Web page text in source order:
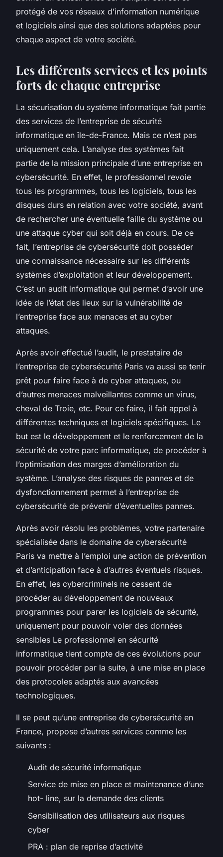
protégé de vos réseaux d’information numérique
et logiciels ainsi que des solutions adaptées pour
chaque aspect de votre société.
Les différents services et les points
forts de chaque entreprise
La sécurisation du système informatique fait partie
des services de l’entreprise de sécurité
informatique en île-de-France. Mais ce n’est pas
uniquement cela. L’analyse des systèmes fait
partie de la mission principale d’une entreprise en
cybersécurité. En effet, le professionnel revoie
tous les programmes, tous les logiciels, tous les
disques durs en relation avec votre société, avant
de rechercher une éventuelle faille du système ou
une attaque cyber qui soit déjà en cours. De ce
fait, l’entreprise de cybersécurité doit posséder
une connaissance nécessaire sur les différents
systèmes d’exploitation et leur développement.
C’est un audit informatique qui permet d’avoir une
idée de l’état des lieux sur la vulnérabilité de
l’entreprise face aux menaces et au cyber
attaques.
Après avoir effectué l’audit, le prestataire de
l’entreprise de cybersécurité Paris va aussi se tenir
prêt pour faire face à de cyber attaques, ou
d’autres menaces malveillantes comme un virus,
cheval de Troie, etc. Pour ce faire, il fait appel à
différentes techniques et logiciels spécifiques. Le
but est le développement et le renforcement de la
sécurité de votre parc informatique, de procéder à
l’optimisation des marges d’amélioration du
système. L’analyse des risques de pannes et de
dysfonctionnement permet à l’entreprise de
cybersécurité de prévenir d’éventuelles pannes.
Après avoir résolu les problèmes, votre partenaire
spécialisée dans le domaine de cybersécurité
Paris va mettre à l’emploi une action de prévention
et d’anticipation face à d’autres éventuels risques.
En effet, les cybercriminels ne cessent de
procéder au développement de nouveaux
programmes pour parer les logiciels de sécurité,
uniquement pour pouvoir voler des données
sensibles Le professionnel en sécurité
informatique tient compte de ces évolutions pour
pouvoir procéder par la suite, à une mise en place
des protocoles adaptés aux avancées
technologiques.
Il se peut qu’une entreprise de cybersécurité en
France, propose d’autres services comme les
suivants :
Audit de sécurité informatique
Service de mise en place et maintenance d’une
hot- line, sur la demande des clients
Sensibilisation des utilisateurs aux risques
cyber
PRA : plan de reprise d’activité